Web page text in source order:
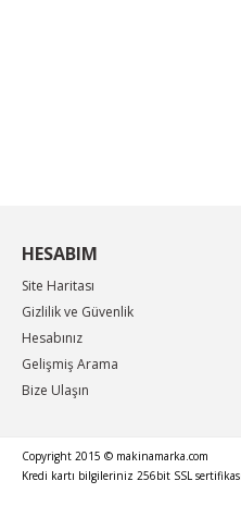
HESABIM
Site Haritası
Gizlilik ve Güvenlik
Hesabınız
Gelişmiş Arama
Bize Ulaşın
Copyright 2015 © makinamarka.com
Kredi kartı bilgileriniz 256bit SSL